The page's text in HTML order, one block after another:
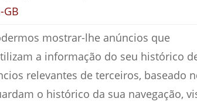
mostrar-lhe anúncios que
a informação do seu histórico
relevantes de terceiros, baseado
o histórico da sua navegação,